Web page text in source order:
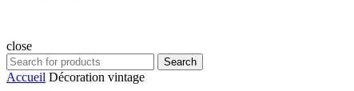
close
Search
for:
Search
Accueil Décoration vintage